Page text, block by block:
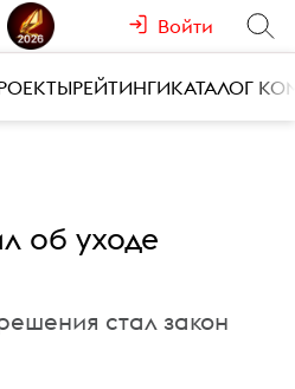
Войти
РЕЙТИНГИКАТАЛОГ
об уходе
стал закон